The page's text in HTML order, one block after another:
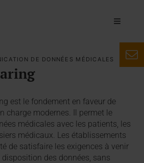
DE DONNÉES MÉDICALES
est le fondement en faveur de
charge modernes. Il permet le
médicales avec les patients, les
médicaux. Les établissements
de satisfaire les exigences à venir
des données, sans